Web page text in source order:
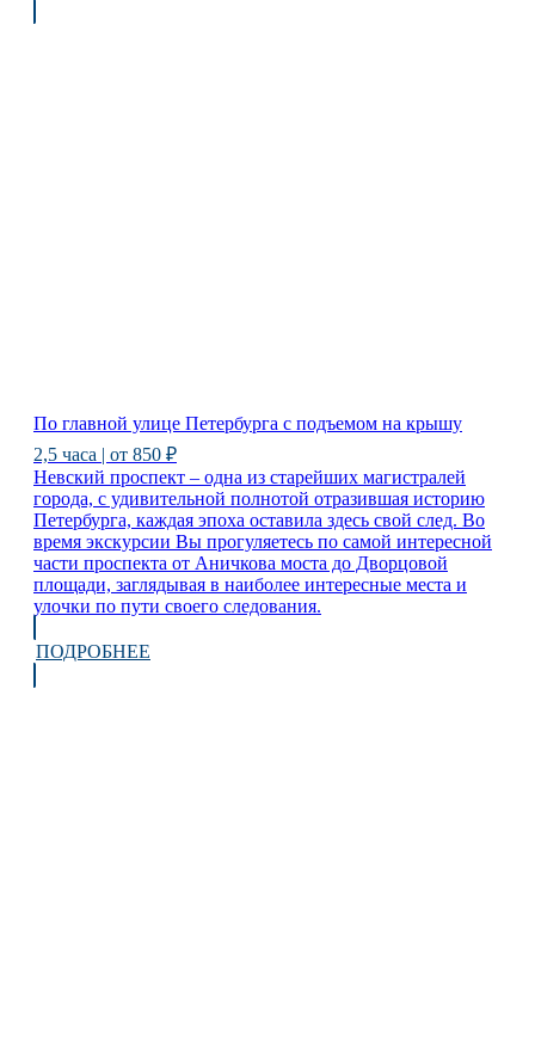
По главной улице Петербурга с подъемом на крышу
2,5 часа | от 850 ₽
Невский проспект – одна из старейших магистралей
города, с удивительной полнотой отразившая историю
Петербурга, каждая эпоха оставила здесь свой след. Во
время экскурсии Вы прогуляетесь по самой интересной
части проспекта от Аничкова моста до Дворцовой
площади, заглядывая в наиболее интересные места и
улочки по пути своего следования.
ПОДРОБНЕЕ